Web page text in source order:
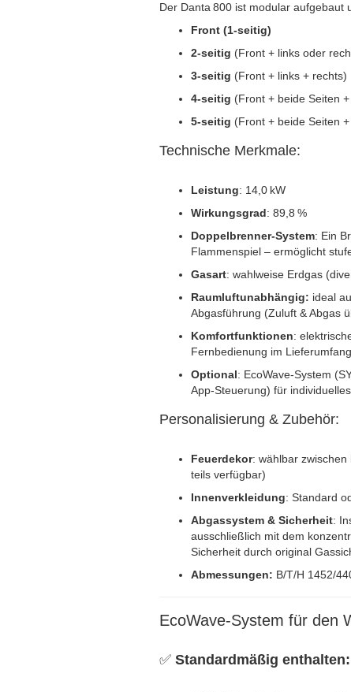
Der Danta 800 ist modular aufgebaut
Front (1-seitig)
2‑seitig (Front + links oder
3‑seitig (Front + links + rechts)
4‑seitig (Front + beide Seiten
5‑seitig (Front + beide Seiten
Technische Merkmale:
Leistung: 14,0 kW
Wirkungsgrad: 89,8 %
Doppelbrenner-System: Ein
Flammenspiel – ermöglicht
Gasart: wahlweise Erdgas
Raumluftunabhängig: ideal
Abgasführung (Zuluft & Abgas
Komfortfunktionen:
Fernbedienung im
Optional: EcoWave‑System
App‑Steuerung) für
Personalisierung & Zubehör:
Feuerdekor: wählbar
teils verfügbar)
Innenverkleidung: Standard
Abgassystem & Sicherheit:
ausschließlich mit dem
Sicherheit durch original
Abmessungen: B/T/H 1452/
EcoWave-System für den
✅ Standardmäßig enthalten: